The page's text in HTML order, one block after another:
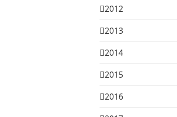
2012
2013
2014
2015
2016